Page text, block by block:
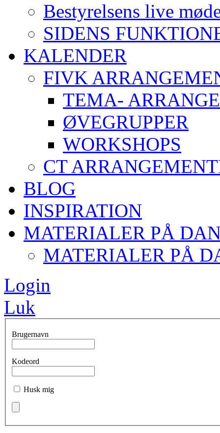
Bestyrelsens live
SIDENS
KALENDER
FIVK
TEMA-
ØVEGRUPPER
WORKSHOPS
CT
BLOG
INSPIRATION
MATERIALER PÅ
MATERIALER PÅ
Login
Luk
Brugernavn
Kodeord
Husk mig